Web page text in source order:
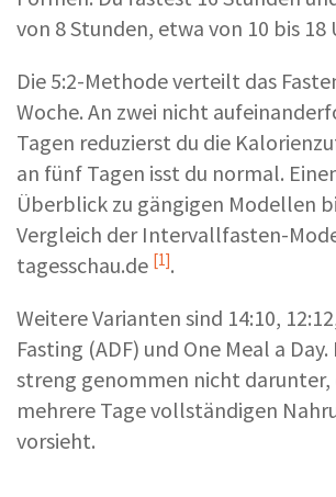
von 8 Stunden, etwa von 10 bis 18
Die 5:2-Methode verteilt das
Woche. An zwei nicht
Tagen reduzierst du die
an fünf Tagen isst du normal.
Überblick zu gängigen Modellen
Vergleich der Intervallfasten-
tagesschau.de [1].
Weitere Varianten sind 14:10,
Fasting (ADF) und One Meal a
streng genommen nicht darunter,
mehrere Tage vollständigen
vorsieht.